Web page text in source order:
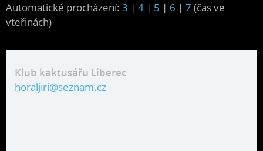
Automatické procházení: 3 | 4 | 5 | 6 | 7 (čas ve
vteřinách)
Klub kaktusářu Liberec
horaljiri@seznam.cz